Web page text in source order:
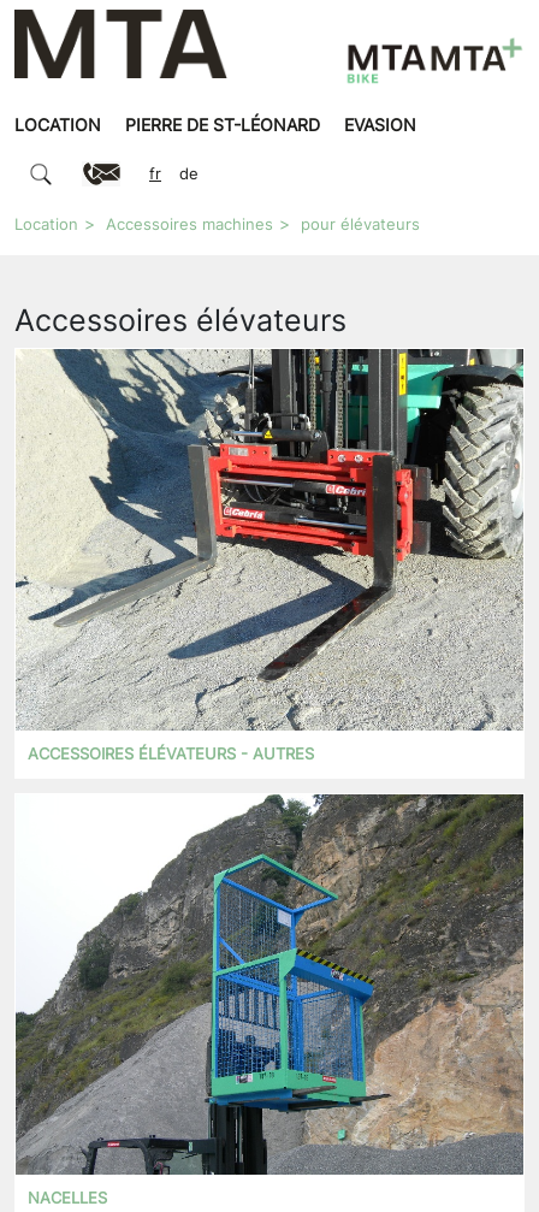
LOCATION PIERRE DE ST-LÉONARD EVASION
fr de
Location Accessoires machines pour élévateurs
Accessoires élévateurs
ACCESSOIRES ÉLÉVATEURS - AUTRES
NACELLES